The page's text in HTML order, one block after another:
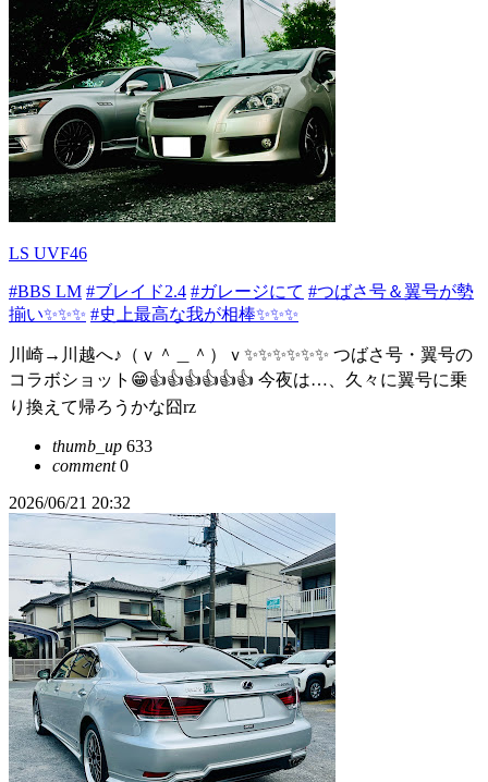
LS UVF46
#BBS LM #ブレイド2.4 #ガレージにて #つばさ号＆翼号が勢
揃い✨✨✨ #史上最高な我が相棒✨✨✨
川崎→川越へ♪（ｖ＾＿＾）ｖ✨✨✨✨✨✨ つばさ号・翼号の
コラボショット😁👍👍👍👍👍👍 今夜は…、久々に翼号に乗
り換えて帰ろうかな囧rz
thumb_up 633
comment0
2026/06/21 20:32